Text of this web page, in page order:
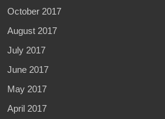
October 2017
August 2017
July 2017
June 2017
May 2017
April 2017